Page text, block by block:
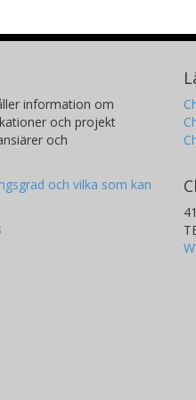
information om
och projekt
och
och vilka som kan